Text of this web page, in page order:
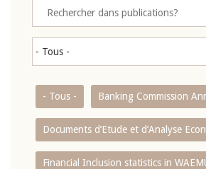
- Tous - Banking Commission
Documents d’Etude et d’Analyse
Financial Inclusion statistics in